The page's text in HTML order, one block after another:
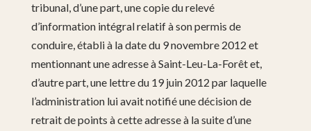
tribunal, d’une part, une copie du relevé
d’information intégral relatif à son permis de
conduire, établi à la date du 9 novembre 2012 et
mentionnant une adresse à Saint-Leu-La-Forêt et,
d’autre part, une lettre du 19 juin 2012 par laquelle
l’administration lui avait notifié une décision de
retrait de points à cette adresse à la suite d’une